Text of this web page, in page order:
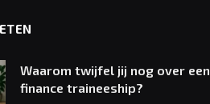
Waarom twijfel jij nog over een
finance traineeship?